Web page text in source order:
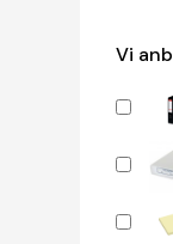
Vi